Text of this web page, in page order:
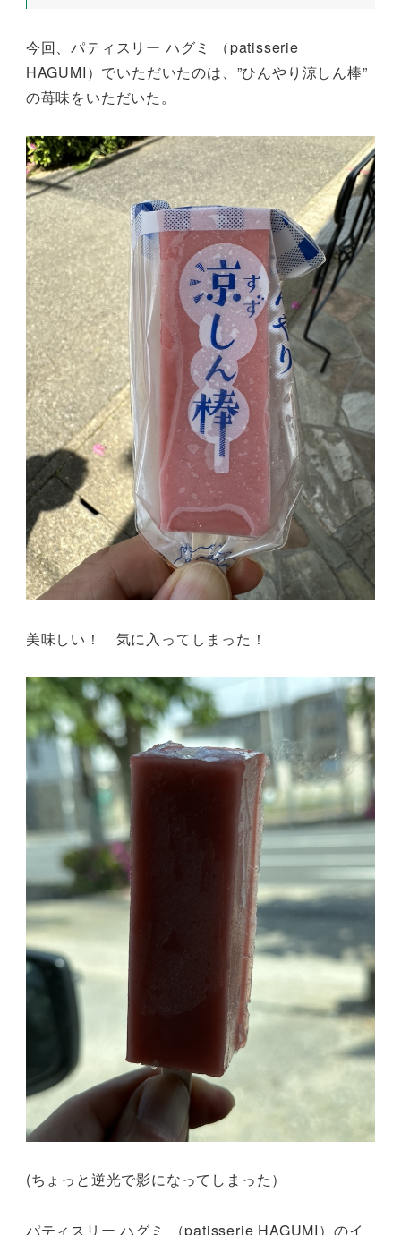
今回、パティスリー ハグミ （patisserie
HAGUMI）でいただいたのは、”ひんやり涼しん棒”
の苺味をいただいた。
美味しい！ 気に入ってしまった！
(ちょっと逆光で影になってしまった）
パティスリー ハグミ （patisserie HAGUMI）のイ